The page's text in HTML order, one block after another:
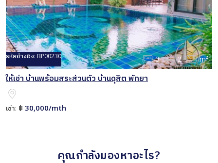
รหัสอ้างอิง: BP00230 3 2 m²
ให้เช่า บ้านพร้อมสระส่วนตัว บ้านดุสิต พัทยา
เช่า: ฿ 30,000/mth
คุณกำลังมองหาอะไร?